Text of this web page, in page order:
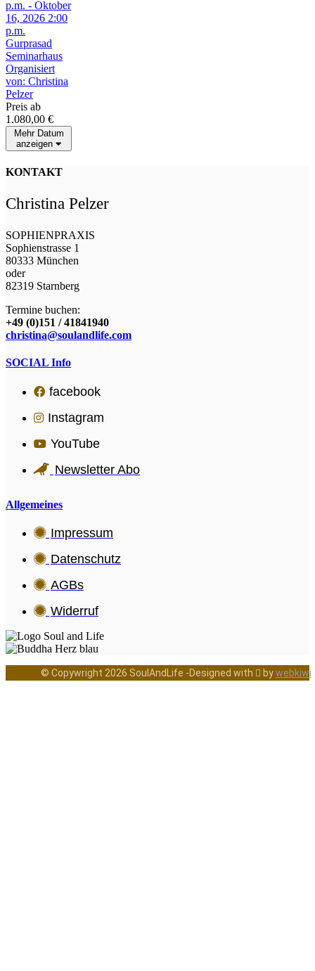
p.m. - Oktober
16, 2026 2:00
p.m.
Gurprasad
Seminarhaus
Organisiert
von: Christina
Pelzer
Preis ab
1.080,00 €
Mehr Datum
anzeigen
KONTAKT
Christina Pelzer
SOPHIENPRAXIS
Sophienstrasse 1
80333 München
oder
82319 Starnberg
Termine buchen:
+49 (0)151 / 41841940
christina@soulandlife.com
SOCIAL Info
facebook
Instagram
YouTube
Newsletter Abo
Allgemeines
Impressum
Datenschutz
AGBs
Widerruf
© Copywright 2026 SoulAndLife -Designed with  bywebkiwi